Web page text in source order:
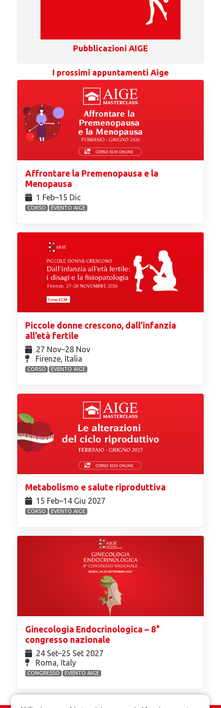
Pubblicazioni AIGE
I prossimi appuntamenti Aige
Affrontare la Premenopausa e la
Menopausa
1 Feb⁠–15 Dic
CORSO EVENTO AIGE
Piccole donne crescono, dall’infanzia
all’età fertile
27 Nov⁠–28 Nov
Firenze, Italia
CORSO EVENTO AIGE
Metabolismo e salute riproduttiva
15 Feb⁠–14 Giu 2027
CORSO EVENTO AIGE
Ginecologia Endocrinologica – 8°
congresso nazionale
24 Set⁠–25 Set 2027
Roma, Italy
CONGRESSO EVENTO AIGE